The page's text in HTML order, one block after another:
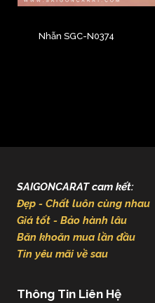
Nhẫn SGC-N0374
SAIGONCARAT cam kết:
Đẹp - Chất luôn cùng nhau
Giá tốt - Bảo hành lâu
Băn khoăn mua lần đầu
Tin yêu mãi về sau
Thông Tin Liên Hệ